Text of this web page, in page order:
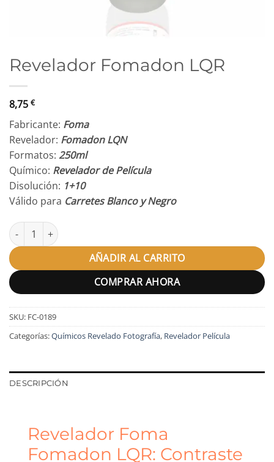
Revelador Fomadon LQR
8,75 €
Fabricante: Foma
Revelador: Fomadon LQN
Formatos: 250ml
Químico: Revelador de Película
Disolución: 1+10
Válido para Carretes Blanco y Negro
Revelador Fomadon LQR cantidad
AÑADIR AL CARRITO
COMPRAR AHORA
SKU: FC-0189
Categorías:Químicos Revelado Fotografía, Revelador Película
DESCRIPCIÓN
Revelador Foma
Fomadon LQR: Contraste